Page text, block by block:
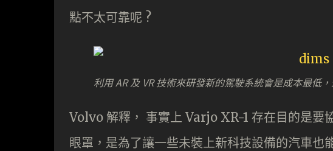
點不太可靠呢 ?
利用 AR 及 VR 技術來研發新的駕駛系統會是成本最低
Volvo 解釋， 事實上 Varjo XR-1 存在目的是要
眼罩，是為了讓一些未裝上新科技設備的汽車也